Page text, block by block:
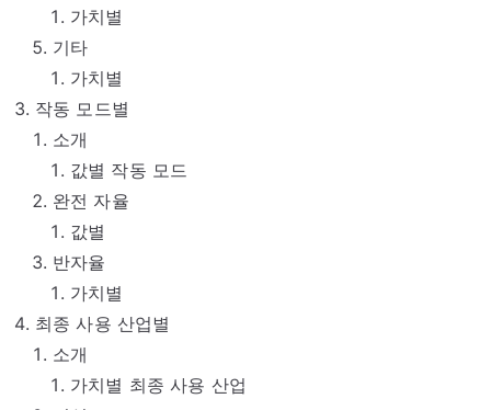
가치별
기타
가치별
작동 모드별
소개
값별 작동 모드
완전 자율
값별
반자율
가치별
최종 사용 산업별
소개
가치별 최종 사용 산업